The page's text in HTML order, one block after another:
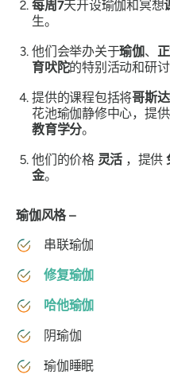
每周7天开设瑜伽和冥想
生。
他们会举办关于瑜伽、
育吠陀的特别活动和研讨
提供的课程包括将哥斯
花池瑜伽静修中心，提供
教育学分。
他们的价格 灵活 ，提供
金。
瑜伽风格 –
串联瑜伽
修复瑜伽
哈他瑜伽
阴瑜伽
瑜伽睡眠